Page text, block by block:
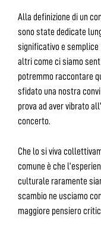
Alla definizione di un
sono state dedicate
significativo e
altri come ci siamo
potremmo raccontare
sfidato una nostra
prova ad aver vibrato
concerto.
Che lo si viva
comune è che
culturale raramente
scambio ne usciamo
maggiore pensiero